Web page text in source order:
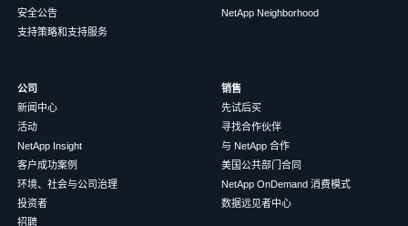
安全公告
支持策略和支持服务
NetApp Neighborhood
公司
新闻中心
活动
NetApp Insight
客户成功案例
环境、社会与公司治理
投资者
招聘
销售
先试后买
寻找合作伙伴
与 NetApp 合作
美国公共部门合同
NetApp OnDemand 消费模式
数据远见者中心